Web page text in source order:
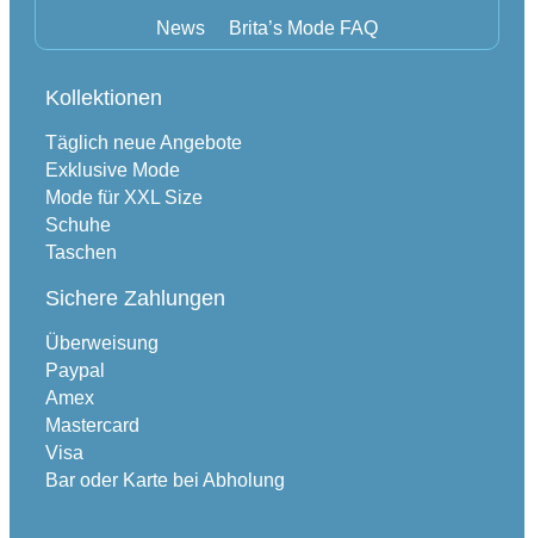
News
Brita’s Mode FAQ
Kollektionen
Täglich neue Angebote
Exklusive Mode
Mode für XXL Size
Schuhe
Taschen
Sichere Zahlungen
Überweisung
Paypal
Amex
Mastercard
Visa
Bar oder Karte bei Abholung